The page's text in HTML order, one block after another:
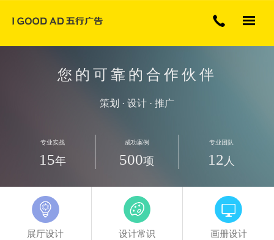
您的可靠的合作伙伴
策划 · 设计 · 推广
专业实战
15年
成功案例
500项
专业团队
12 人
展厅设计 设计常识 画册设计